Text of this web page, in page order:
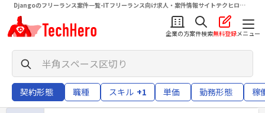
Djangoのフリーランス案件一覧-ITフリーランス向け求人・案件情報サイトテクヒロ
（TechHero）
企業の方案件検索無料登録メニュー
契約形態 職種 スキル +1 単価 勤務形態 稼